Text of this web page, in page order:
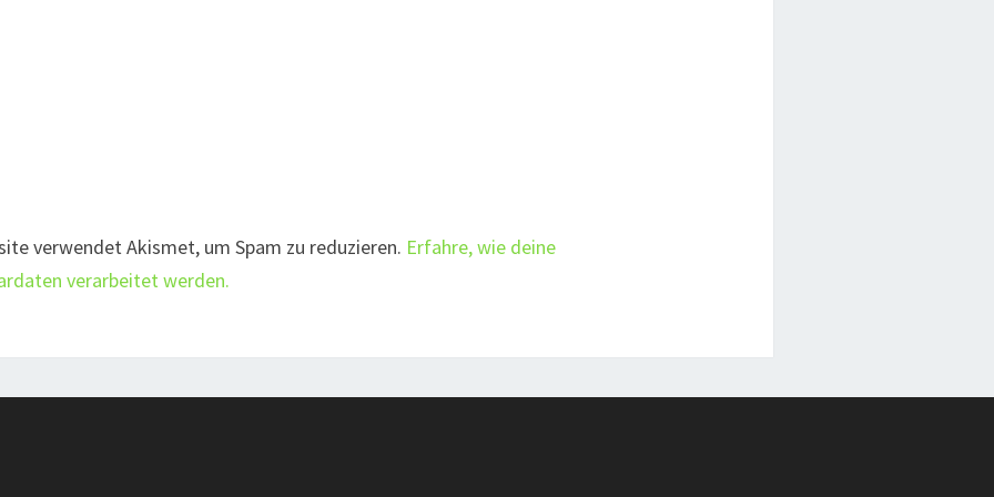
verwendet Akismet, um Spam zu reduzieren. Erfahre, wie deine
verarbeitet werden.